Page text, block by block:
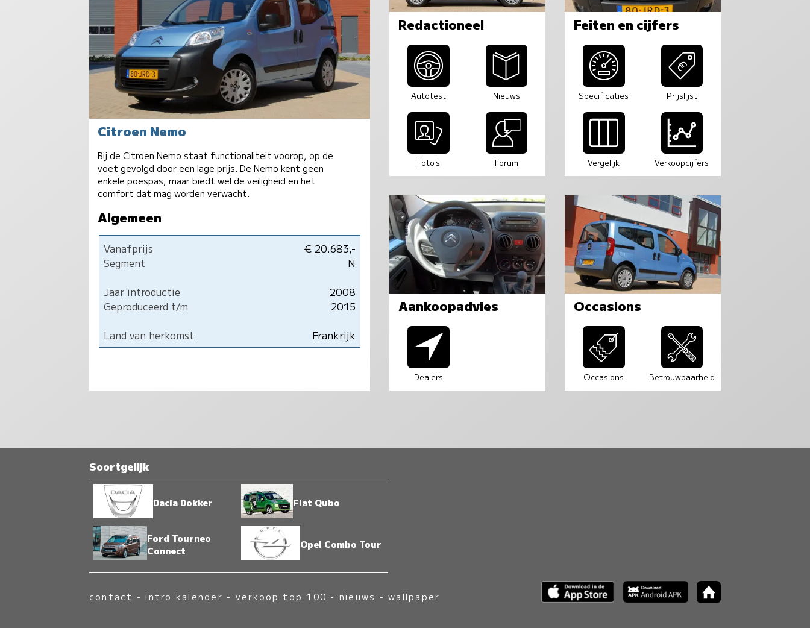
Citroen Nemo
Bij de Citroen Nemo staat functionaliteit voorop, op de
voet gevolgd door een lage prijs. De Nemo kent geen
enkele poespas, maar biedt wel de veiligheid en het
comfort dat mag worden verwacht.
Algemeen
Vanafprijs
€ 20.683,-
Segment
N
Jaar introductie
2008
Geproduceerd t/m
2015
Land van herkomst
Frankrijk
Redactioneel
Autotest Nieuws
Foto's Forum
Feiten en cijfers
Specificaties Prijslijst
Vergelijk Verkoopcijfers
Aankoopadvies
Dealers
Occasions
Occasions Betrouwbaarheid
Soortgelijk
Dacia Dokker Fiat Qubo
Ford Tourneo
Connect
Opel Combo Tour
contact -intro kalender - verkoop top 100 - nieuws -wallpaper